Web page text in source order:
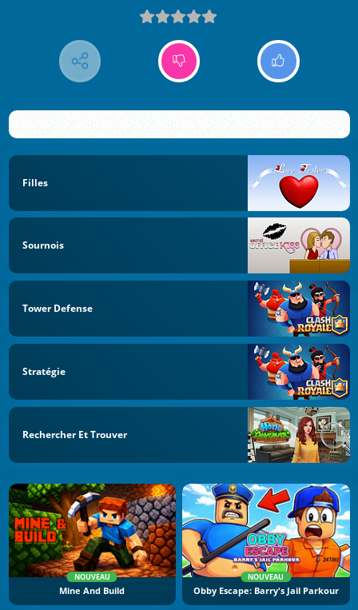
Filles
Sournois
Tower Defense
Stratégie
Rechercher Et Trouver
NOUVEAU
Mine And Build
NOUVEAU
Obby Escape: Barry's Jail Parkour